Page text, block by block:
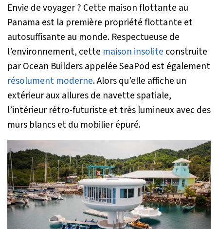
Envie de voyager ? Cette maison flottante au
Panama est la première propriété flottante et
autosuffisante au monde. Respectueuse de
l’environnement, cette maison insolite construite
par Ocean Builders appelée SeaPod est également
résolument moderne. Alors qu’elle affiche un
extérieur aux allures de navette spatiale,
l’intérieur rétro-futuriste et très lumineux avec des
murs blancs et du mobilier épuré.